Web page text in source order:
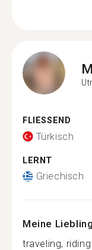
FLIESSEND
Türkisch
LERNT
Griechisch
Meine
traveling,